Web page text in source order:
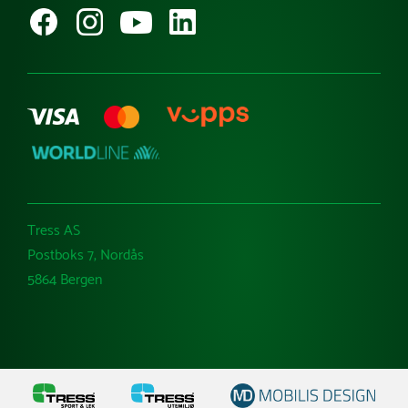
Kataloger
Varemerker
Tress AS
Postboks 7, Nordås
5864 Bergen